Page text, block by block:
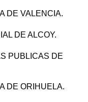
DE VALENCIA.
DE ALCOY.
PUBLICAS DE
DE ORIHUELA.